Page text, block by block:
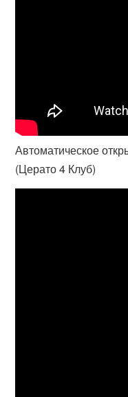
Автоматическое
(Церато 4 Клуб)